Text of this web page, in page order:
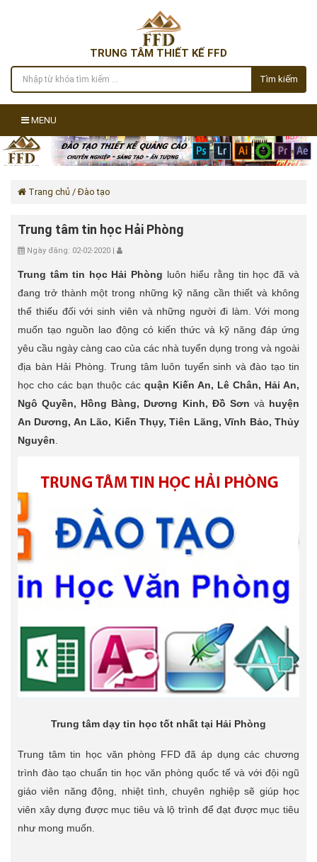
TRUNG TÂM THIẾT KẾ FFD
Tìm kiếm
MENU
Trang chủ / Đào tạo
Trung tâm tin học Hải Phòng
Ngày đăng: 02-02-2020 |
Trung tâm tin học Hải Phòng luôn hiểu rằng tin học đã và
đang trở thành một trong những kỹ năng cần thiết và không
thể thiếu đối với sinh viên và những người đi làm. Với mong
muốn tạo nguồn lao động có kiến thức và kỹ năng đáp ứng
yêu cầu ngày càng cao của các nhà tuyển dụng trong và ngoài
địa bàn Hải Phòng. Trung tâm luôn tuyển sinh và đào tạo tin
học cho các bạn thuộc các quận Kiến An, Lê Chân, Hải An,
Ngô Quyền, Hồng Bàng, Dương Kinh, Đồ Sơn và huyện
An Dương, An Lão, Kiến Thụy, Tiên Lãng, Vĩnh Bảo, Thủy
Nguyên
Trung tâm dạy tin học tốt nhất tại Hải Phòng
Trung tâm tin học văn phòng FFD đã áp dụng các chương
trình đào tạo chuẩn tin học văn phòng quốc tế và với đội ngũ
giáo viên năng động, nhiệt tình, chuyên nghiệp sẽ giúp học
viên xây dựng được mục tiêu và lộ trình để đạt được mục tiêu
như mong muốn.